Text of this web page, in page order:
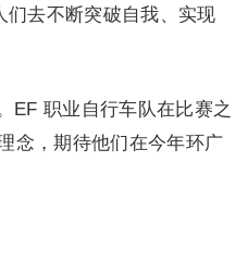
们去不断突破自我、实现
EF 职业自行车队在比赛之
念，期待他们在今年环广